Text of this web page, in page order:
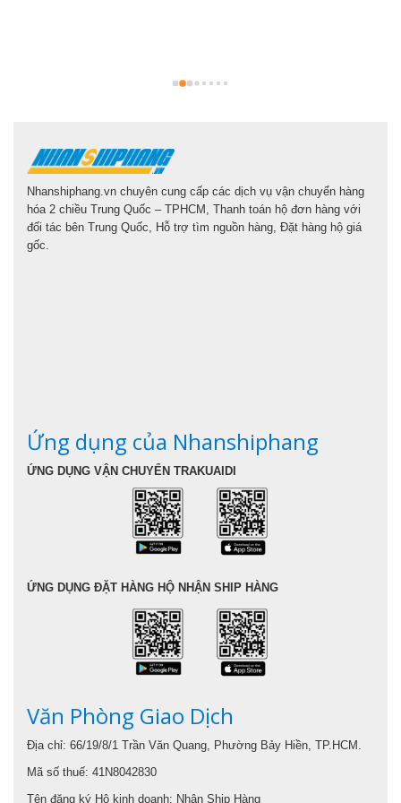
Nhanshiphang.vn chuyên cung cấp các dịch vụ vận chuyển hàng
hóa 2 chiều Trung Quốc – TPHCM, Thanh toán hộ đơn hàng với
đối tác bên Trung Quốc, Hỗ trợ tìm nguồn hàng, Đặt hàng hộ giá
gốc.
Ứng dụng của Nhanshiphang
ỨNG DỤNG VẬN CHUYỂN TRAKUAIDI
ỨNG DỤNG ĐẶT HÀNG HỘ NHẬN SHIP HÀNG
Văn Phòng Giao Dịch
Địa chỉ: 66/19/8/1 Trần Văn Quang, Phường Bảy Hiền, TP.HCM.
Mã số thuế: 41N8042830
Tên đăng ký Hộ kinh doanh: Nhận Ship Hàng